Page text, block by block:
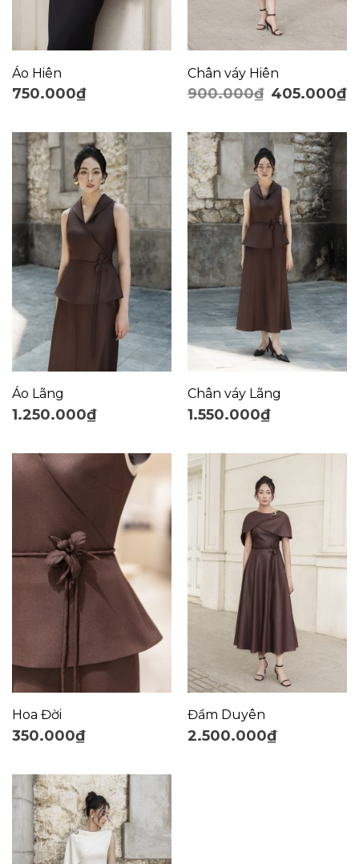
Áo Hiên
750.000₫
Chân váy Hiên
900.000₫ 405.000₫
Áo Lãng
1.250.000₫
Chân váy Lãng
1.550.000₫
Hoa Đời
350.000₫
Đầm Duyên
2.500.000₫